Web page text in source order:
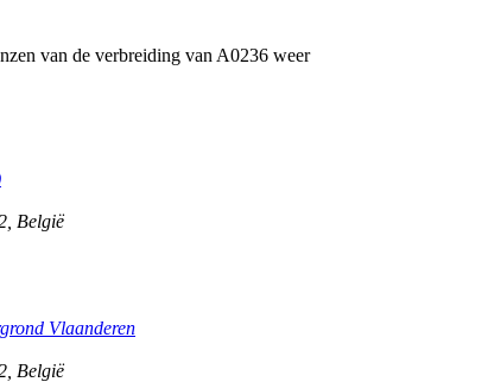
van de verbreiding van A0236 weer
België
Vlaanderen
België